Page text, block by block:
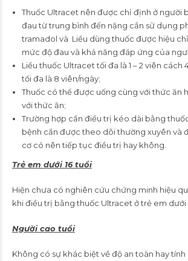
Thuốc Ultracet nên được chỉ định ở người
đau từ trung bình đến nặng cần sử dụng
tramadol và Liều dùng thuốc được hiệu
mức độ đau và khả năng đáp ứng của
Liều thuốc Ultracet tối đa là 1 – 2 viên cách
tối đa là 8 viên/ngày;
Thuốc có thể được uống cùng với thức ăn
với thức ăn;
Trường hợp cần điều trị kéo dài bằng
bệnh cần được theo dõi thường xuyên và
cơ có nên tiếp tục điều trị hay không.
Trẻ em dưới 16 tuổi
Hiện chưa có nghiên cứu chứng minh hiệu
khi điều trị bằng thuốc Ultracet ở trẻ em dưới
Người cao tuổi
Không có sự khác biệt về độ an toàn hay